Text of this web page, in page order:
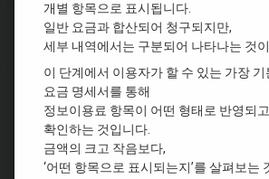
개별 항목으로 표시됩니다.
일반 요금과 합산되어 청구되지만,
세부 내역에서는 구분되어 나타나는 것
이 단계에서 이용자가 할 수 있는 가장
요금 명세서를 통해
정보이용료 항목이 어떤 형태로 반영되
확인하는 것입니다.
금액의 크고 작음보다,
‘어떤 항목으로 표시되는지’를 살펴보는